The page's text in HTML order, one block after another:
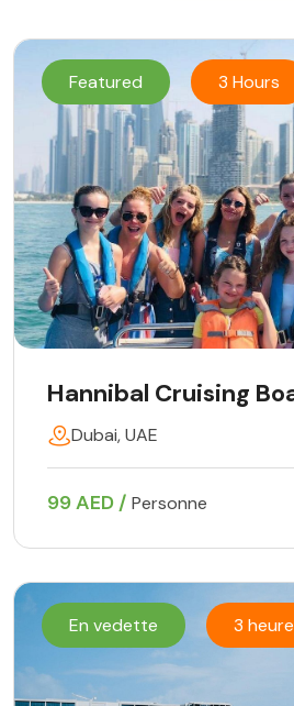
Featured 3 Hours
Hannibal Cruising
Dubai, UAE
99 AED / Personne
En vedette 3